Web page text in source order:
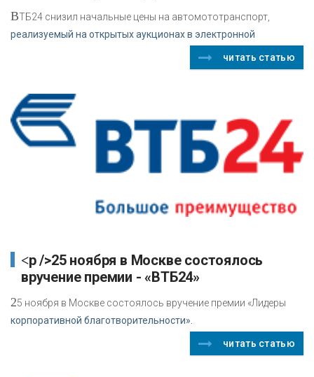
ВТБ24 снизил начальные цены на автомототранспорт,
реализуемый на открытых аукционах в электронной
читать статью
<p />25 ноября в Москве состоялось
вручение премии - «ВТБ24»
25 ноября в Москве состоялось вручение премии «Лидеры
корпоративной благотворительности».
читать статью